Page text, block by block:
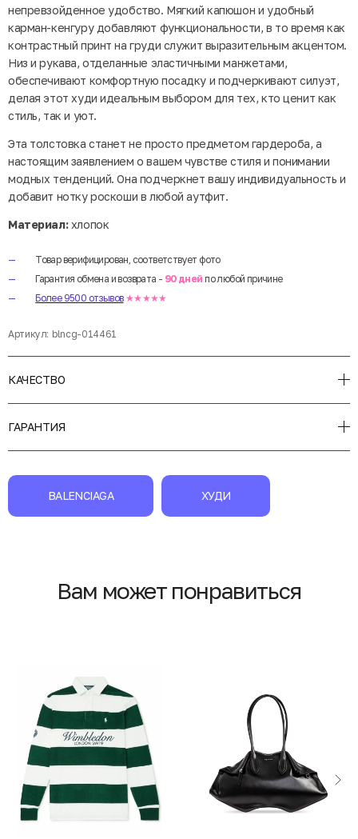
непревзойденное удобство. Мягкий капюшон и удобный
карман-кенгуру добавляют функциональности, в то время как
контрастный принт на груди служит выразительным акцентом.
Низ и рукава, отделанные эластичными манжетами,
обеспечивают комфортную посадку и подчеркивают силуэт,
делая этот худи идеальным выбором для тех, кто ценит как
стиль, так и уют.
Эта толстовка станет не просто предметом гардероба, а
настоящим заявлением о вашем чувстве стиля и понимании
модных тенденций. Она подчеркнет вашу индивидуальность и
добавит нотку роскоши в любой аутфит.
Материал:хлопок
Товар верифицирован, соответствует фото
Гарантия обмена и возврата - 90 дней по любой причине
Более 9500 отзывов ★★★★★
Артикул: blncg-014461
КАЧЕСТВО
ГАРАНТИЯ
BALENCIAGA ХУДИ
Вам может понравиться